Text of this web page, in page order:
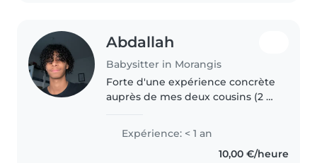
Abdallah
Babysitter in Morangis
Forte d'une expérience concrète
auprès de mes deux cousins (2 et
qui me motive, c'est mon
véritable talent pour créer..
Expérience: < 1 an
10,00 €/heure